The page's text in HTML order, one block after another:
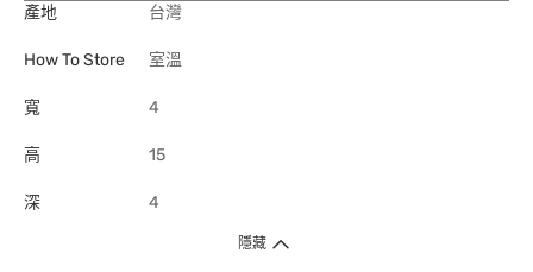
產地
台灣
How To Store 室溫
寬 4
高 15
深 4
隱藏